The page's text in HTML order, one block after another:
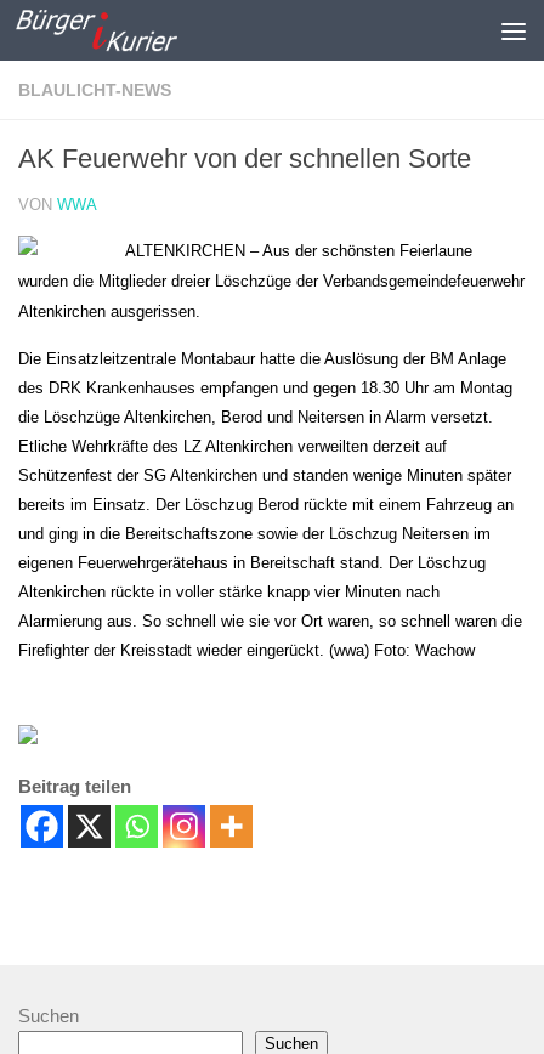
Zum Inhalt springen
BLAULICHT-NEWS
AK Feuerwehr von der schnellen Sorte
VON WWA
ALTENKIRCHEN – Aus der schönsten Feierlaune
wurden die Mitglieder dreier Löschzüge der Verbandsgemeindefeuerwehr
Altenkirchen ausgerissen.
Die Einsatzleitzentrale Montabaur hatte die Auslösung der BM Anlage
des DRK Krankenhauses empfangen und gegen 18.30 Uhr am Montag
die Löschzüge Altenkirchen, Berod und Neitersen in Alarm versetzt.
Etliche Wehrkräfte des LZ Altenkirchen verweilten derzeit auf
Schützenfest der SG Altenkirchen und standen wenige Minuten später
bereits im Einsatz. Der Löschzug Berod rückte mit einem Fahrzeug an
und ging in die Bereitschaftszone sowie der Löschzug Neitersen im
eigenen Feuerwehrgerätehaus in Bereitschaft stand. Der Löschzug
Altenkirchen rückte in voller stärke knapp vier Minuten nach
Alarmierung aus. So schnell wie sie vor Ort waren, so schnell waren die
Firefighter der Kreisstadt wieder eingerückt. (wwa) Foto: Wachow
Beitrag teilen
Suchen
Suchen